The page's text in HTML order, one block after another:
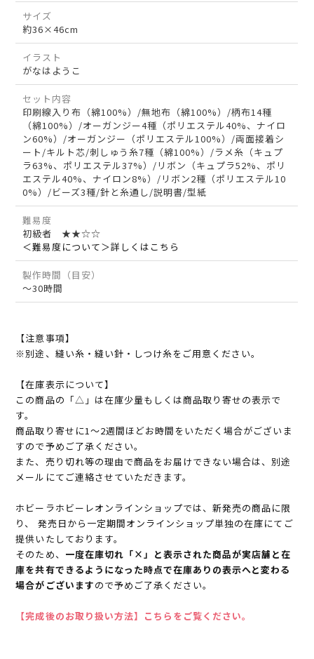
サイズ
約36×46cm
イラスト
がなはようこ
セット内容
印刷線入り布（綿100%）/無地布（綿100%）/柄布14種
（綿100%）/オーガンジー4種（ポリエステル40%、ナイロ
ン60%）/オーガンジー（ポリエステル100%）/両面接着シ
ート/キルト芯/刺しゅう糸7種（綿100%）/ラメ糸（キュプ
ラ63%、ポリエステル37%）/リボン（キュプラ52%、ポリ
エステル40%、ナイロン8%）/リボン2種（ポリエステル10
0%）/ビーズ3種/針と糸通し/説明書/型紙
難易度
初級者 ★★☆☆
＜難易度について＞詳しくはこちら
製作時間（目安）
～30時間
【注意事項】
※別途、縫い糸・縫い針・しつけ糸をご用意ください。
【在庫表示について】
この商品の「△」は在庫少量もしくは商品取り寄せの表示で
す。
商品取り寄せに1～2週間ほどお時間をいただく場合がございま
すので予めご了承ください。
また、売り切れ等の理由で商品をお届けできない場合は、別途
メールにてご連絡させていただきます。
ホビーラホビーレオンラインショップでは、新発売の商品に限
り、 発売日から一定期間オンラインショップ単独の在庫にてご
提供いたしております。
そのため、 一度在庫切れ「×」と表示された商品が実店舗と在
庫を共有できるようになった時点で在庫ありの表示へと変わる
場合がございますので予めご了承ください。
【完成後のお取り扱い方法】こちらをご覧ください。